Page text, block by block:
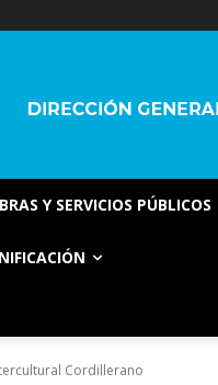
Y SERVICIOS PÚBLICOS
Cordillerano